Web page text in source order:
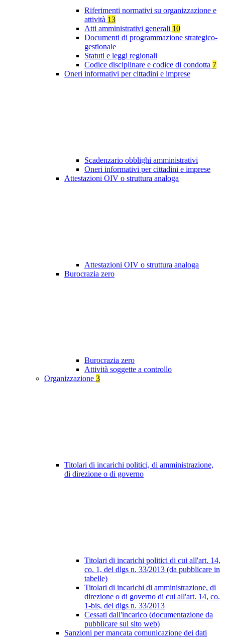
Riferimenti normativi su organizzazione e
attività 13
Atti amministrativi generali 10
Documenti di programmazione strategico-
gestionale
Statuti e leggi regionali
Codice disciplinare e codice di condotta 7
Oneri informativi per cittadini e imprese
Scadenzario obblighi amministrativi
Oneri informativi per cittadini e imprese
Attestazioni OIV o struttura analoga
Attestazioni OIV o struttura analoga
Burocrazia zero
Burocrazia zero
Attività soggette a controllo
Organizzazione 3
Titolari di incarichi politici, di amministrazione,
di direzione o di governo
Titolari di incarichi politici di cui all'art. 14,
co. 1, del dlgs n. 33/2013 (da pubblicare in
tabelle)
Titolari di incarichi di amministrazione, di
direzione o di governo di cui all'art. 14, co.
1-bis, del dlgs n. 33/2013
Cessati dall'incarico (documentazione da
pubblicare sul sito web)
Sanzioni per mancata comunicazione dei dati